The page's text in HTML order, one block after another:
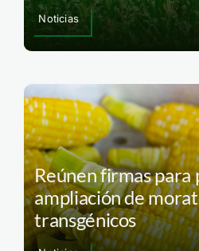
Noticias
Reúnen firmas para
ampliación de
transgénicos